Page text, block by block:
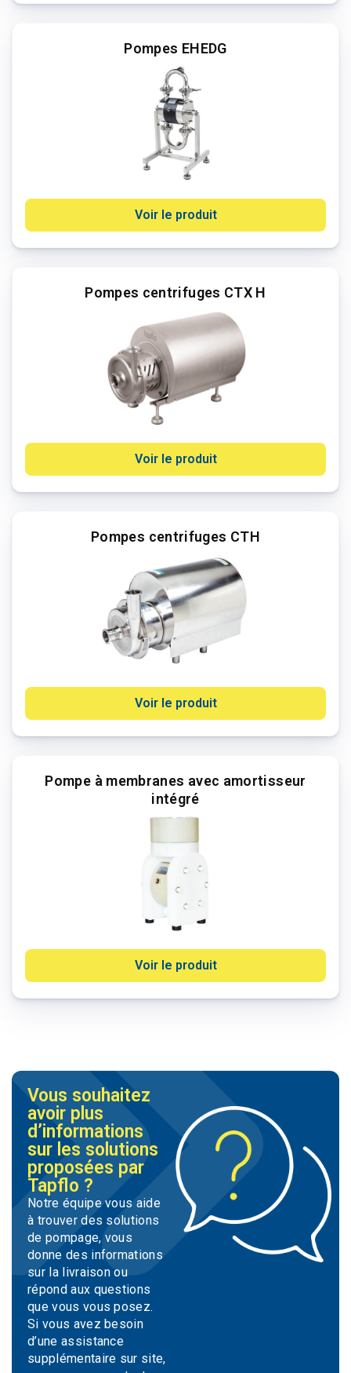
Pompes EHEDG
Voir le produit
Pompes centrifuges CTX H
Voir le produit
Pompes centrifuges CTH
Voir le produit
Pompe à membranes avec amortisseur
intégré
Voir le produit
Vous souhaitez
avoir plus
d’informations
sur les solutions
proposées par
Tapflo ?
Notre équipe vous aide
à trouver des solutions
de pompage, vous
donne des informations
sur la livraison ou
répond aux questions
que vous vous posez.
Si vous avez besoin
d’une assistance
supplémentaire sur site,